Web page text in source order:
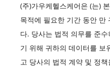
(주)가우케헬스케어은 (는)
목적에 필요한 기간 동안 만
다. 당사는 법적 의무를 준
기 위해 귀하의 데이터를 보
고 당사의 법적 계약 및 정